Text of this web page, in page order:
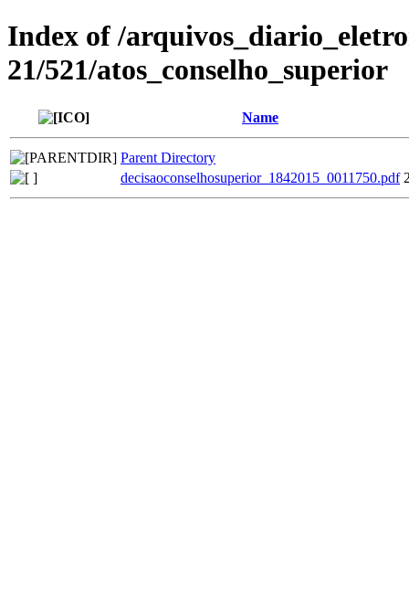
Index of /
21/521/atos_conselho_superior
Name
Parent Directory
decisaoconselhosuperior_1842015_0011750.pdf